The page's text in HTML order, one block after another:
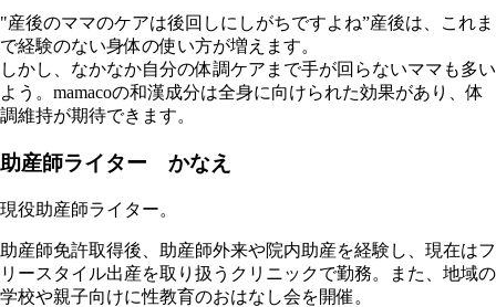
"産後のママのケアは後回しにしがちですよね”産後は、これま
で経験のない身体の使い方が増えます。
しかし、なかなか自分の体調ケアまで手が回らないママも多い
よう。mamacoの和漢成分は全身に向けられた効果があり、体
調維持が期待できます。
助産師ライター かなえ
現役助産師ライター。
助産師免許取得後、助産師外来や院内助産を経験し、現在はフ
リースタイル出産を取り扱うクリニックで勤務。また、地域の
学校や親子向けに性教育のおはなし会を開催。